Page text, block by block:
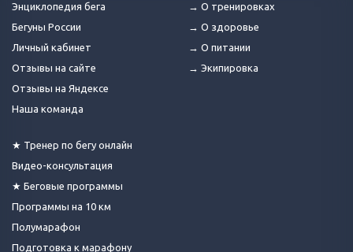
Энциклопедия бега
Бегуны России
Личный кабинет
Отзывы на сайте
Отзывы на Яндексе
Наша команда
★ Тренер по бегу онлайн
Видео-консультация
★ Беговые программы
Программы на 10 км
Полумарафон
Подготовка к марафону
→ О тренировках
→ О здоровье
→ О питании
→ Экипировка